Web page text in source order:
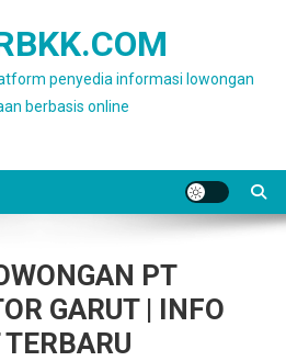
penyedia informasi lowongan
berbasis online
PT
GARUT | INFO